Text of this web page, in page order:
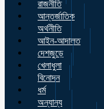
রাজনীতি
আন্তর্জাতিক
অর্থনীতি
আইন-আদালত
দেশজুড়ে
খেলাধুলা
বিনোদন
ধর্ম
অন্যান্য